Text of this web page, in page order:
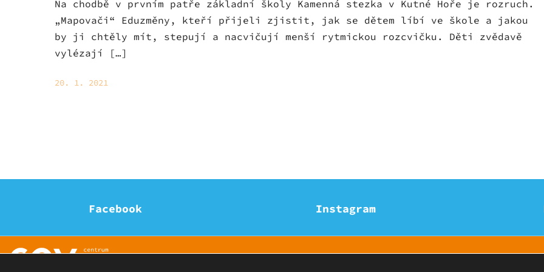
Na chodbě v prvním patře základní školy Kamenná stezka v Kutné Hoře je rozruch.
„Mapovači“ Eduzměny, kteří přijeli zjistit, jak se dětem líbí ve škole a jakou
by ji chtěly mít, stepují a nacvičují menší rytmickou rozcvičku. Děti zvědavě
vylézají […]
20. 1. 2021
Facebook Instagram